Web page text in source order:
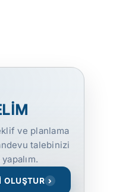
ve planlama
talebinizi
OLUŞTUR ›